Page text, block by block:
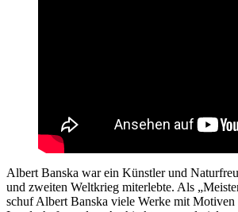
Albert Banska war ein Künstler und
und zweiten Weltkrieg miterlebte. Als
schuf Albert Banska viele Werke mit Motiven